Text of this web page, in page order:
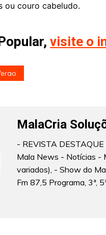
ou couro cabeludo.
visite o
MalaCria
- REVISTA
Mala News - Notícias -
variados), - Show do
Fm 87,5 Programa, 3ª,